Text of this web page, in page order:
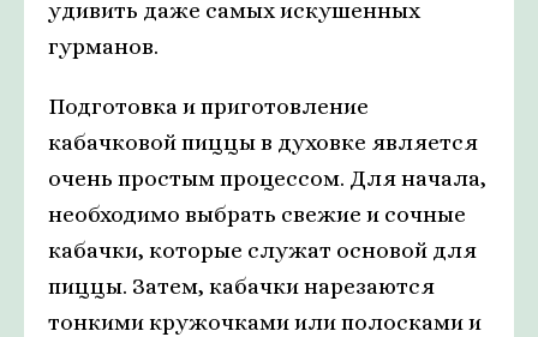
удивить даже самых искушенных
гурманов.
Подготовка и приготовление
кабачковой пиццы в духовке является
очень простым процессом. Для начала,
необходимо выбрать свежие и сочные
кабачки, которые служат основой для
пиццы. Затем, кабачки нарезаются
тонкими кружочками или полосками и